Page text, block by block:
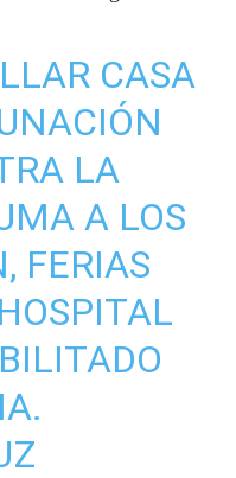
CASA
LA
A LOS
FERIAS